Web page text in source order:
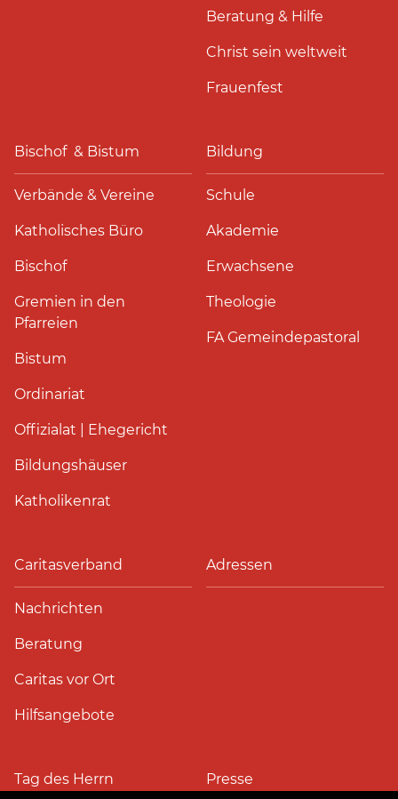
Beratung & Hilfe
Christ sein weltweit
Frauenfest
Bischof & Bistum
Verbände & Vereine
Katholisches Büro
Bischof
Gremien in den
Pfarreien
Bistum
Ordinariat
Offizialat | Ehegericht
Bildungshäuser
Katholikenrat
Bildung
Schule
Akademie
Erwachsene
Theologie
FA Gemeindepastoral
Caritasverband
Nachrichten
Beratung
Caritas vor Ort
Hilfsangebote
Adressen
Tag des Herrn Presse